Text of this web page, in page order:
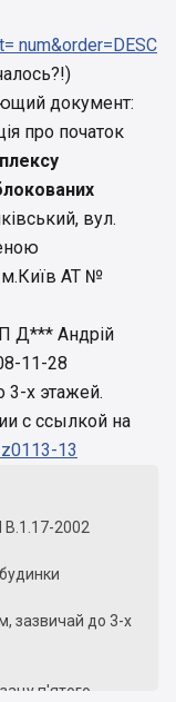
num&order=DESC
документ:
про початок
вул.
м.Київ АТ №
Д*** Андрій
11-28
3-х этажей.
с ссылкой на
13
В.1.17-2002
зазвичай до 3-х
п'ятого